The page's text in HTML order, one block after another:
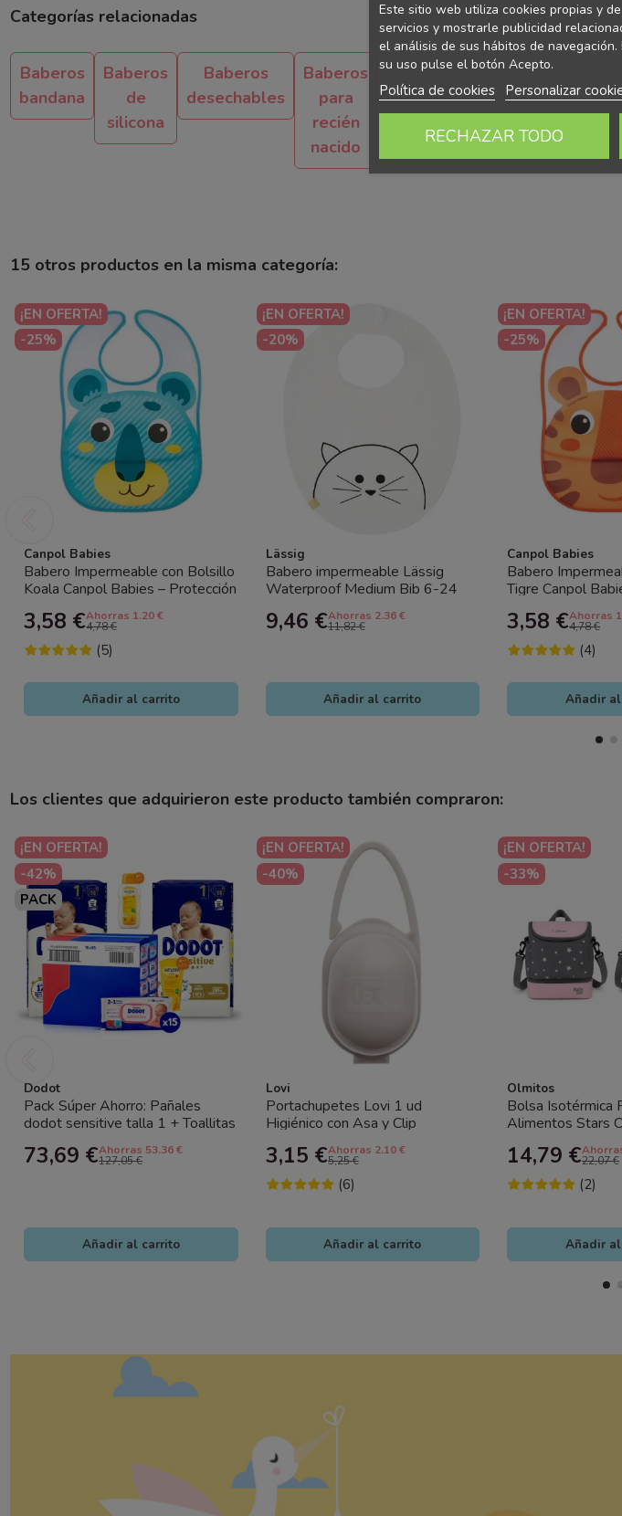
Categorías relacionadas
Baberos
bandana
Baberos
de
silicona
Baberos
desechables
Baberos
para
recién
nacido
15 otros productos en la misma categoría:
¡EN OFERTA!
-25%
Canpol Babies
Babero Impermeable con Bolsillo
Koala Canpol Babies – Protección
3,58 €Ahorras 1.20 €
4,78 €
(5)
Añadir al carrito
¡EN OFERTA!
-20%
Lässig
Babero impermeable Lässig
Waterproof Medium Bib 6-24
9,46 €Ahorras 2.36 €
11,82 €
Añadir al carrito
¡EN OFERTA!
-25%
Canpol Babies
Babero
Tigre Canpol
3,58 €Ahorras
4,78 €
(4)
Añadir
Los clientes que adquirieron este producto también compraron:
¡EN OFERTA!
-42%
PACK
Dodot
Pack Súper Ahorro: Pañales
dodot sensitive talla 1 + Toallitas
73,69 €Ahorras 53.36 €
127,05 €
Añadir al carrito
¡EN OFERTA!
-40%
Lovi
Portachupetes Lovi 1 ud
Higiénico con Asa y Clip
3,15 €Ahorras 2.10 €
5,25 €
(6)
Añadir al carrito
¡EN OFERTA!
-33%
Olmitos
Bolsa Isotérmica
Alimentos Stars
14,79 €22,07 €
(2)
Añadir
Este sitio web utiliza cookies propias y
servicios y mostrarle publicidad
el análisis de sus hábitos de
su uso pulse el botón Acepto.
Política de cookies Personalizar
RECHAZAR TODO